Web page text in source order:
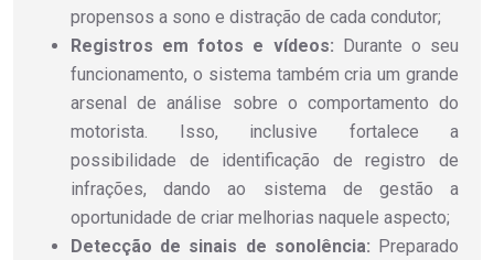
propensos a sono e distração de cada condutor;
Registros em fotos e vídeos: Durante o seu
funcionamento, o sistema também cria um grande
arsenal de análise sobre o comportamento do
motorista. Isso, inclusive fortalece a
possibilidade de identificação de registro de
infrações, dando ao sistema de gestão a
oportunidade de criar melhorias naquele aspecto;
Detecção de sinais de sonolência: Preparado